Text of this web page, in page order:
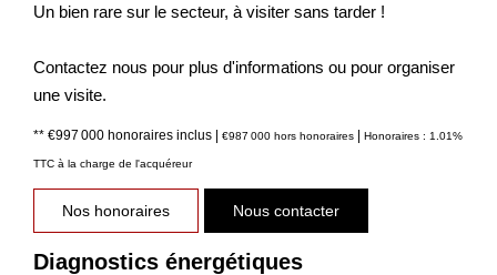
Un bien rare sur le secteur, à visiter sans tarder !
Contactez nous pour plus d'informations ou pour organiser
une visite.
** €997 000 honoraires inclus | €987 000 hors honoraires | Honoraires : 1.01%
TTC à la charge de l'acquéreur
Nos honoraires Nous contacter
Diagnostics énergétiques